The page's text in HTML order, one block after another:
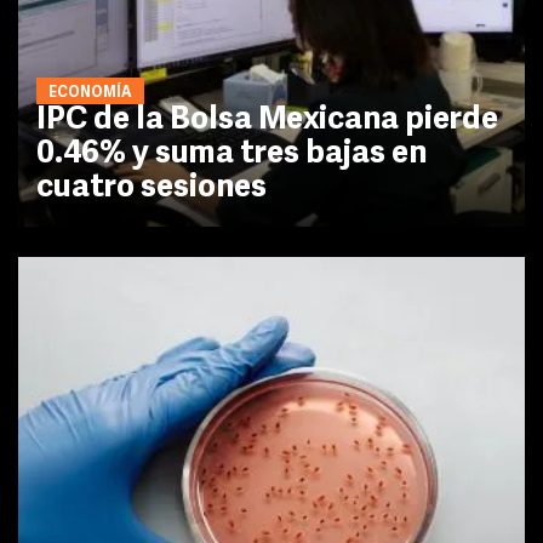
ECONOMÍA
IPC de la Bolsa Mexicana pierde
0.46% y suma tres bajas en
cuatro sesiones